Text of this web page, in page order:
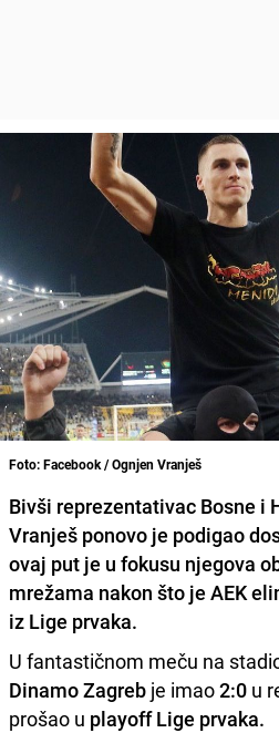
Foto: Facebook / Ognjen Vranješ
Bivši reprezentativac Bosne i
Vranješ ponovo je podigao
ovaj put je u fokusu njegova
mrežama nakon što je AEK
iz Lige prvaka.
U fantastičnom meču na
Dinamo Zagreb je imao2:0 u
prošao u playoff Lige prvaka.